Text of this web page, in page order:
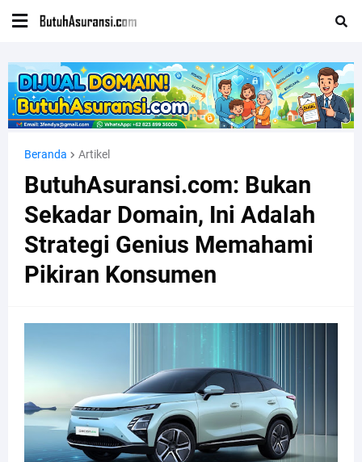
Beranda Artikel
ButuhAsuransi.com: Bukan
Sekadar Domain, Ini Adalah
Strategi Genius Memahami
Pikiran Konsumen